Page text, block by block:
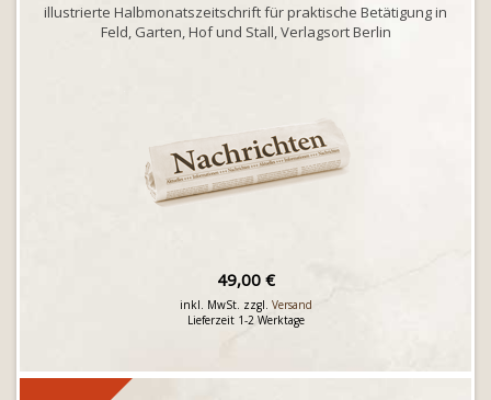
illustrierte Halbmonatszeitschrift für praktische Betätigung in
Feld, Garten, Hof und Stall, Verlagsort Berlin
49,00 €
inkl. MwSt. zzgl. Versand
Lieferzeit 1-2 Werktage